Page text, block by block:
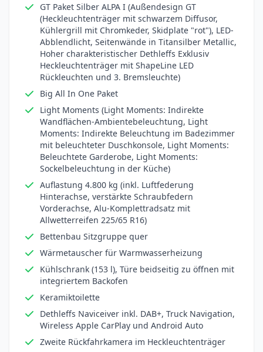
GT Paket Silber ALPA I (Außendesign GT
(Heckleuchtenträger mit schwarzem Diffusor,
Kühlergrill mit Chromkeder, Skidplate "rot"), LED-
Abblendlicht, Seitenwände in Titansilber Metallic,
Hoher charakteristischer Dethleffs Exklusiv
Heckleuchtenträger mit ShapeLine LED
Rückleuchten und 3. Bremsleuchte)
Big All In One Paket
Light Moments (Light Moments: Indirekte
Wandflächen-Ambientebeleuchtung, Light
Moments: Indirekte Beleuchtung im Badezimmer
mit beleuchteter Duschkonsole, Light Moments:
Beleuchtete Garderobe, Light Moments:
Sockelbeleuchtung in der Küche)
Auflastung 4.800 kg (inkl. Luftfederung
Hinterachse, verstärkte Schraubfedern
Vorderachse, Alu-Komplettradsatz mit
Allwetterreifen 225/65 R16)
Bettenbau Sitzgruppe quer
Wärmetauscher für Warmwasserheizung
Kühlschrank (153 l), Türe beidseitig zu öffnen mit
integriertem Backofen
Keramiktoilette
Dethleffs Naviceiver inkl. DAB+, Truck Navigation,
Wireless Apple CarPlay und Android Auto
Zweite Rückfahrkamera im Heckleuchtenträger